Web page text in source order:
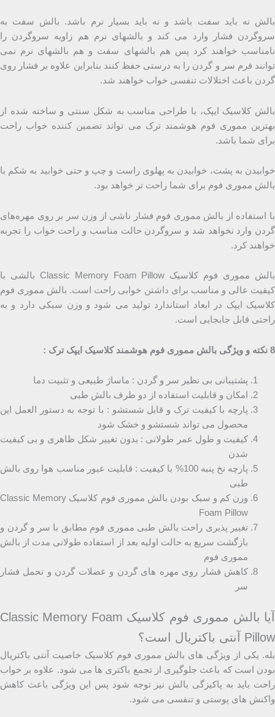
بالش نه باید سفت باشد و نه باید بسیار نرم باشد. بالش سفت به
سروگردن فشار وارد می کند و بالشهای نرم هم زاویه سروگردن را
نامناسب خواهند کرد پس هم بالشهای سفت و هم بالشهای نرم نمی
توانند فرم سر و گردن را به درستی حفظ کنند بنابراین علاوه بر فشار روی
گردن باعث اختلالات تنفسی خواب خواهند شد.
بالش کلاسیک ایپک، با طراحی مناسب به شکل سنتی و ساخته شده از
بهترین مموری فوم هوشمند ترک می تواند تضمین کننده خواب راحت
برای شما باشد.
خوابیدن به پشت، خوابیدن به پهلوی راست و چپ و حتی خوابید به شکم با
بالش مموری فوم برای شما راحت تر خواهد بود.
با استفاده از بالش مموری فوم فشار ناشی از وزن سر بر روی مهره‌های
گردن وارد نخواهد شد و سروگردن حالت مناسب و راحت خواب را تجربه
خواهند کرد.
بالش مموری فوم کلاسیک Classic Memory Foam Pillow بالشی با
کیفیت عالی و مناسب برای داشتن خوابی راحت است. بالش مموری فوم
کلاسیک ایپک در ابعاد استاندارد تولید می شود و وزن سبکی دارد و به
راحتی قابل جابجایی است.
8 نکته و ویژگی بالش مموری فوم هوشمند کلاسیک ایپک ترک :
پشتیبانی بی نظیر سر و گردن : ماساژ طبیعی و تثبیت دما
امکان و قابلیت استفاده از دو طرف بالش طبی
پارچه با کیفیت ترک و قابل شستشو : با توجه به دستور العمل این
محصول می تواند شستشو و خشک شود
کیفیت و طول عمر طولانی : بدون تغییر شکل ظاهری و بی کیفیت
شدن
پارچه نخ پنبه 100% با کیفیت : قابلیت عبور مناسب هوا روی بالش
طبی
وزن کم و سبک بودن بالش مموری فوم کلاسیک Classic Memory
Foam Pillow
تغییر پذیری راحت بالش طبی مموری فوم مطابق با سر و گردن و
بازگشت سریع به حالت اولیه بعد از استفاده طولانی مدت از بالش
مموری فوم
کاهش فشار روی مهره های گردن و عضلات گردن و تحمل فشار
سر
آیا بالش مموری فوم کلاسیک Classic Memory Foam
Pillow آنتی باکتریال است؟
بله. یکی از ویژگی های بالش مموری فوم کلاسیک خاصیت آنتی باکتریال
بودن است که باعث جلوگیری از تجمع باکتری ها می شود. علاوه بر خواب
راحت باید به پاکیزگی بالش نیز توجه شود پس این ویژگی باعث کاهش
واکنش های پوستی و تنفسی می شود.